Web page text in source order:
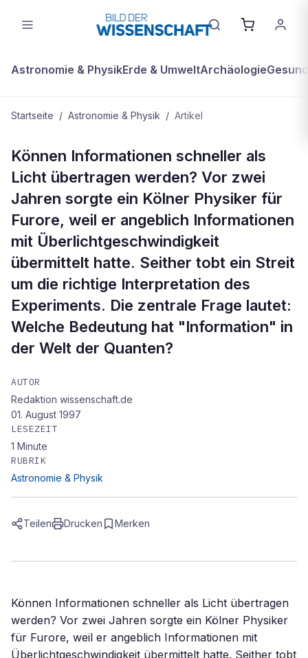
Astronomie & PhysikErde & UmweltArchäologie
Startseite / Astronomie & Physik / Artikel
Stürzt Einsteins Dogma?
Können Informationen schneller als
Licht übertragen werden? Vor zwei
Jahren sorgte ein Kölner Physiker für
Furore, weil er angeblich Informationen
mit Überlichtgeschwindigkeit
übermittelt hatte. Seither tobt ein Streit
um die richtige Interpretation des
Experiments. Die zentrale Frage lautet:
Welche Bedeutung hat "Information" in
der Welt der Quanten?
AUTOR
Redaktion wissenschaft.de
01. August 1997
LESEZEIT
1 Minute
RUBRIK
Astronomie & Physik
Teilen Drucken Merken
Können Informationen schneller als Licht übertragen
werden? Vor zwei Jahren sorgte ein Kölner Physiker
für Furore, weil er angeblich Informationen mit
Überlichtgeschwindigkeit übermittelt hatte. Seither tobt